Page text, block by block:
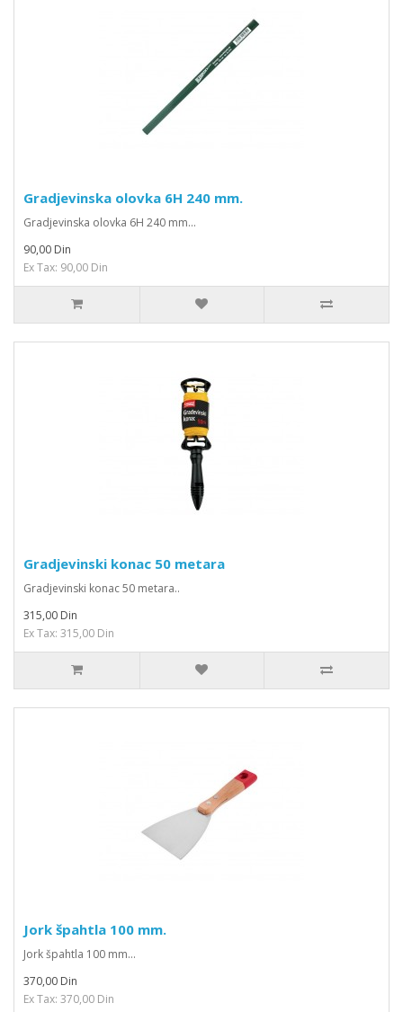
Gradjevinska olovka 6H 240 mm.
Gradjevinska olovka 6H 240 mm...
90,00 Din
Ex Tax: 90,00 Din
Gradjevinski konac 50 metara
Gradjevinski konac 50 metara..
315,00 Din
Ex Tax: 315,00 Din
Jork špahtla 100 mm.
Jork špahtla 100 mm...
370,00 Din
Ex Tax: 370,00 Din